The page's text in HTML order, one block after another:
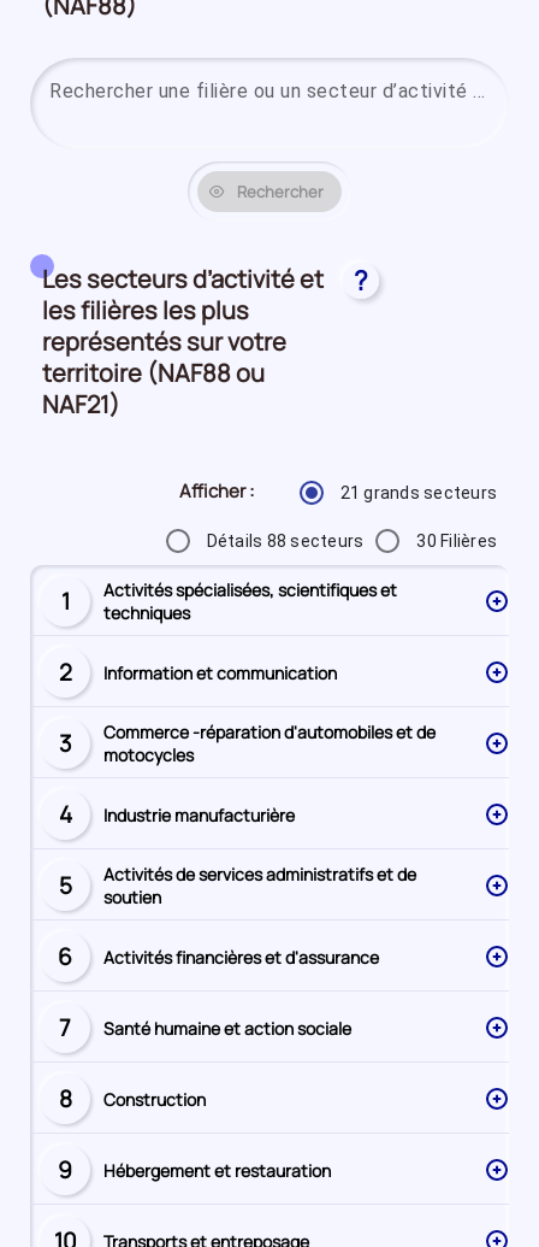
Rechercher
Les secteurs d’activité et
les filières les plus
représentés sur votre
territoire (NAF88 ou
NAF21)
?
Afficher : 21 grands secteurs
Détails 88 secteurs 30 Filières
Secteur
numéro
1
Activités spécialisées, scientifiques et
techniques
Secteur
numéro
2 Information et communication
Secteur
numéro
3
Commerce -réparation d'automobiles et de
motocycles
Secteur
numéro
4 Industrie manufacturière
Secteur
numéro
5
Activités de services administratifs et de
soutien
Secteur
numéro
6 Activités financières et d'assurance
Secteur
numéro
7 Santé humaine et action sociale
Secteur
numéro
8 Construction
Secteur
numéro
9 Hébergement et restauration
Transports et entreposage